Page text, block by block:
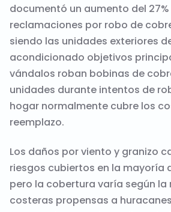
documentó un aumento del 27%
reclamaciones por robo de
siendo las unidades exteriores
acondicionado objetivos
vándalos roban bobinas de
unidades durante intentos de
hogar normalmente cubre los
reemplazo.
Los daños por viento y granizo
riesgos cubiertos en la mayoría
pero la cobertura varía según la
costeras propensas a